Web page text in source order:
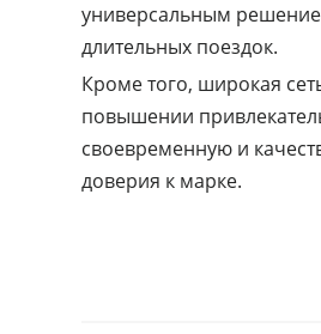
универсальным
длительных поездок.
Кроме того, широкая
повышении
своевременную и
доверия к марке.